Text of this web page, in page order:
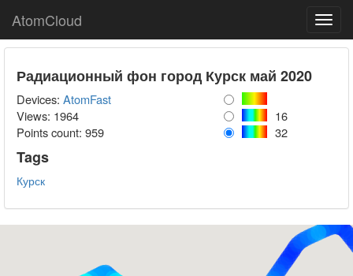
AtomCloud
Радиационный фон город Курск май 2020
Devices: AtomFast
Views: 1964
16
Points count: 959 32
Tags
Курск